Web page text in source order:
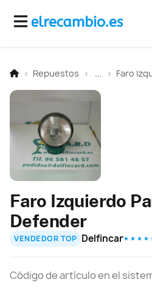
Repuestos Faro
Faro Izquierdo
Defender
VENDEDOR TOP Delfincar★ ★ ★ ★
Código de artículo en el